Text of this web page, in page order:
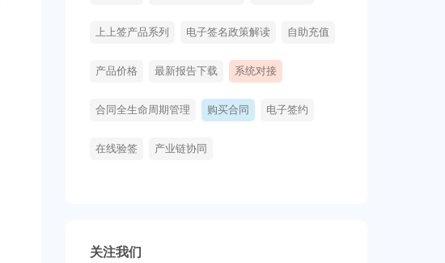
上上签产品系列 电子签名政策解读 自助充值
产品价格 最新报告下载 系统对接
合同全生命周期管理 购买合同 电子签约
在线验签 产业链协同
关注我们